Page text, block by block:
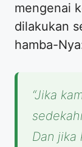
mengenai
dilakukan
hamba-
“Jika
Dan jika